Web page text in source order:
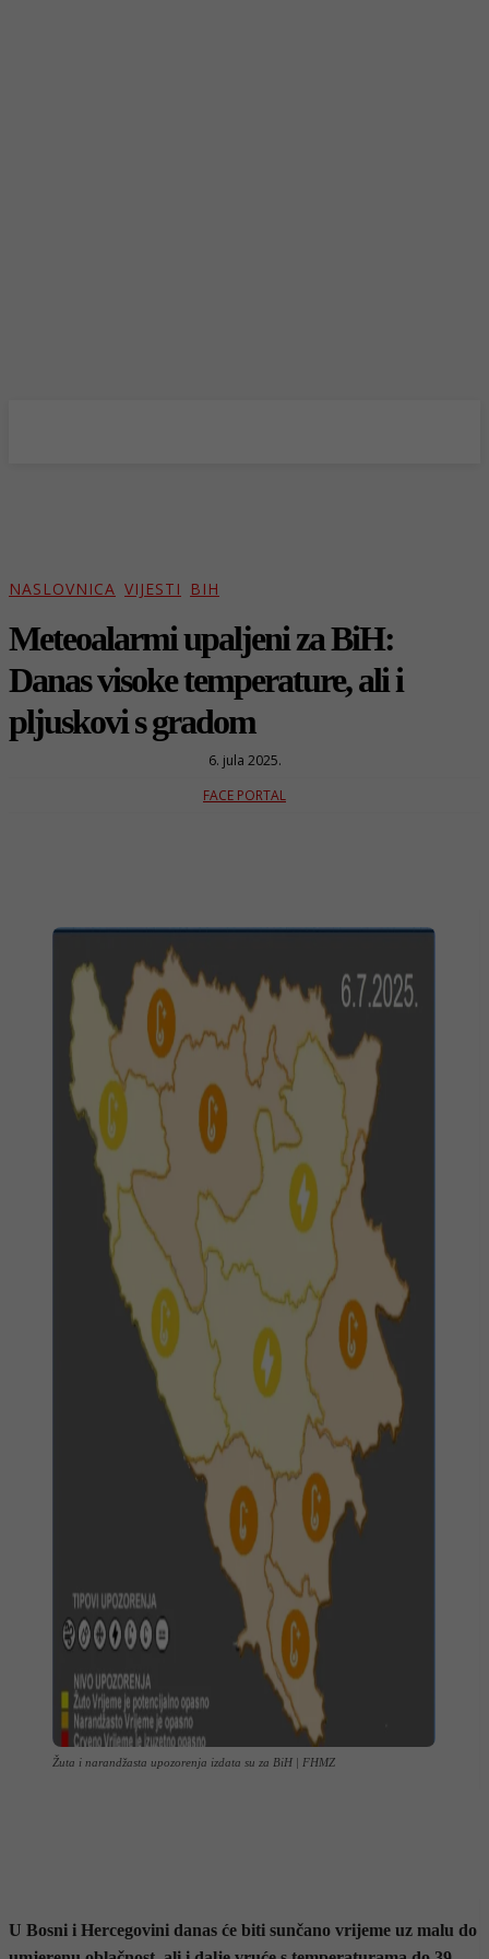
NASLOVNICA VIJESTI BIH
Meteoalarmi upaljeni za BiH:
Danas visoke temperature, ali i
pljuskovi s gradom
6. jula 2025.
FACE PORTAL
Žuta i narandžasta upozorenja izdata su za BiH | FHMZ
U Bosni i Hercegovini danas će biti sunčano vrijeme uz malu do